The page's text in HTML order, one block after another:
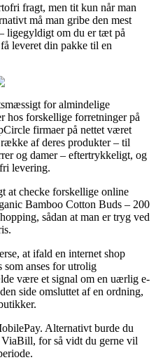
fragt, men tit kun når man
må man gribe den mest
ligegyldigt om du er tæt på
leveret din pakke til en
for almindelige
hos forskellige forretninger på
firmaer på nettet været
af deres produkter – til
og damer – eftertrykkeligt, og
levering.
at checke forskellige online
Bamboo Cotton Buds – 200
sådan at man er tryg ved
at ifald en internet shop
anses for utrolig
være et signal om en uærlig e-
side omsluttet af en ordning,
Alternativt burde du
for så vidt du gerne vil